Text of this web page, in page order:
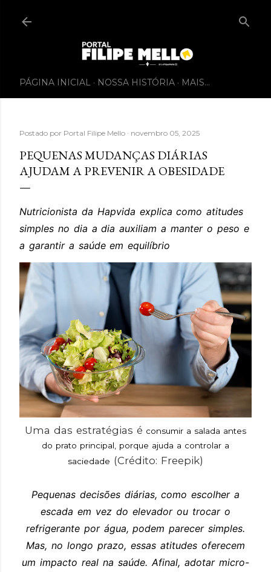
PÁGINA INICIAL NOSSA HISTÓRIA MAIS…
Postado por Portal Filipe Mello novembro 05, 2025
PEQUENAS MUDANÇAS DIÁRIAS
AJUDAM A PREVENIR A OBESIDADE
Nutricionista da Hapvida explica como atitudes
simples no dia a dia auxiliam a manter o peso e
a garantir a saúde em equilíbrio
Uma das estratégias é consumir a salada antes
do prato principal, porque ajuda a controlar a
saciedade (Crédito: Freepik)
Pequenas decisões diárias, como escolher a
escada em vez do elevador ou trocar o
refrigerante por água, podem parecer simples.
Mas, no longo prazo, essas atitudes oferecem
um impacto real na saúde. Afinal, adotar micro-